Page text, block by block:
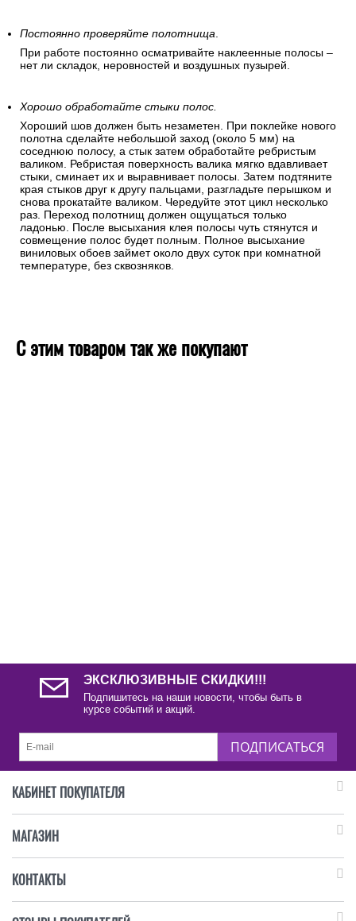
Постоянно проверяйте полотнища.
При работе постоянно осматривайте наклеенные полосы –
нет ли складок, неровностей и воздушных пузырей.
Хорошо обработайте стыки полос.
Хороший шов должен быть незаметен. При поклейке нового
полотна сделайте небольшой заход (около 5 мм) на
соседнюю полосу, а стык затем обработайте ребристым
валиком. Ребристая поверхность валика мягко вдавливает
стыки, сминает их и выравнивает полосы. Затем подтяните
края стыков друг к другу пальцами, разгладьте перышком и
снова прокатайте валиком. Чередуйте этот цикл несколько
раз. Переход полотнищ должен ощущаться только
ладонью. После высыхания клея полосы чуть стянутся и
совмещение полос будет полным. Полное высыхание
виниловых обоев займет около двух суток при комнатной
температуре, без сквозняков.
С этим товаром так же покупают
ЭКСКЛЮЗИВНЫЕ СКИДКИ!!!
Подпишитесь на наши новости, чтобы быть в
курсе событий и акций.
ПОДПИСАТЬСЯ
КАБИНЕТ ПОКУПАТЕЛЯ
МАГАЗИН
КОНТАКТЫ